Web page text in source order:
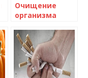
Очищение
организма